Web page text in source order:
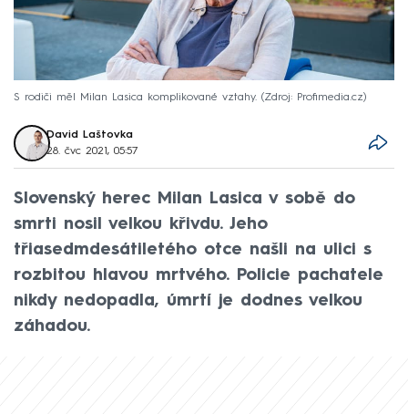
S rodiči měl Milan Lasica komplikované vztahy. Zdroj: Profimedia.cz
David Laštovka
28. čvc 2021, 05:57
Slovenský herec Milan Lasica v sobě do
smrti nosil velkou křivdu. Jeho
třiasedmdesátiletého otce našli na ulici s
rozbitou hlavou mrtvého. Policie pachatele
nikdy nedopadla, úmrtí je dodnes velkou
záhadou.